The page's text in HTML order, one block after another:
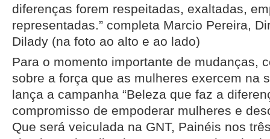
diferenças forem respeitadas, exaltadas,
representadas.” completa Marcio Pereira,
Dilady (na foto ao alto e ao lado)
Para o momento importante de mudanças,
sobre a força que as mulheres exercem na
lança a campanha “Beleza que faz a
compromisso de empoderar mulheres e
Que será veiculada na GNT, Painéis nos